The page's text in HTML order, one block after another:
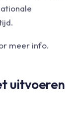
meer info.
uitvoeren